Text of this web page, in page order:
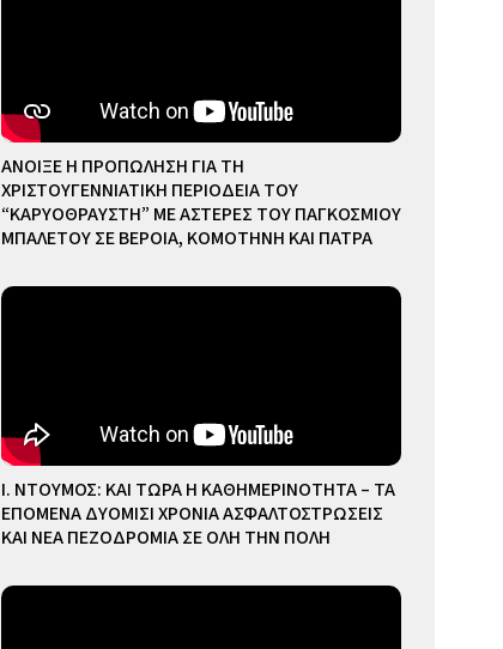
ΑΝΟΙΞΕ Η ΠΡΟΠΩΛΗΣΗ ΓΙΑ ΤΗ
ΧΡΙΣΤΟΥΓΕΝΝΙΑΤΙΚΗ ΠΕΡΙΟΔΕΙΑ ΤΟΥ
“ΚΑΡΥΟΘΡΑΥΣΤΗ” ΜΕ ΑΣΤΕΡΕΣ ΤΟΥ ΠΑΓΚΟΣΜΙΟΥ
ΜΠΑΛΕΤΟΥ ΣΕ ΒΕΡΟΙΑ, ΚΟΜΟΤΗΝΗ ΚΑΙ ΠΑΤΡΑ
Ι. ΝΤΟΥΜΟΣ: ΚΑΙ ΤΩΡΑ Η ΚΑΘΗΜΕΡΙΝΟΤΗΤΑ – ΤΑ
ΕΠΟΜΕΝΑ ΔΥΟΜΙΣΙ ΧΡΟΝΙΑ ΑΣΦΑΛΤΟΣΤΡΩΣΕΙΣ
ΚΑΙ ΝΕΑ ΠΕΖΟΔΡΟΜΙΑ ΣΕ ΟΛΗ ΤΗΝ ΠΟΛΗ